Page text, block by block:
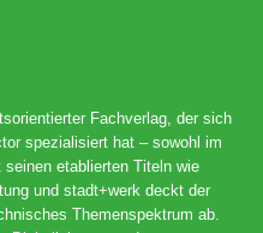
Fachverlag, der sich
spezialisiert hat – sowohl im
etablierten Titeln wie
und stadt+werk deckt der
Themenspektrum ab.